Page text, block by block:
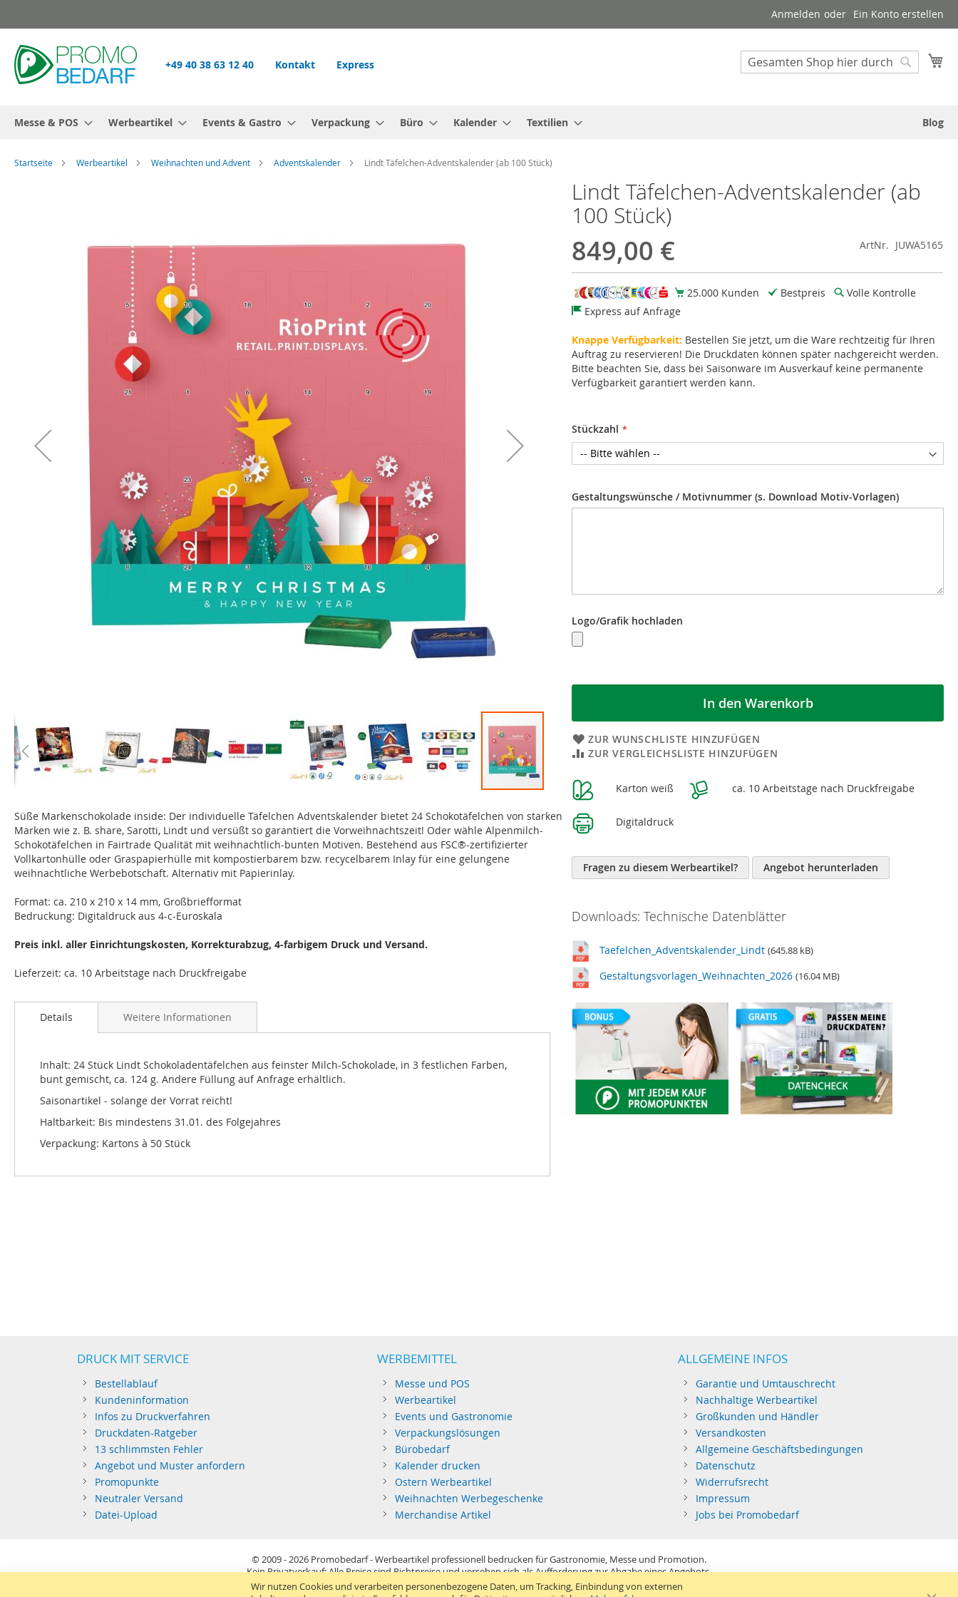
Inhalt
springen
Anmelden Ein Konto erstellen
Suche
Suche
+49 40 38 63 12 40 Kontakt Express
Messe & POS Werbeartikel Events & Gastro Verpackung Büro Kalender Textilien Blog
Startseite Werbeartikel Weihnachten und Advent Adventskalender Lindt Täfelchen-Adventskalender (ab 100 Stück)
Lindt Täfelchen-Adventskalender (ab
100 Stück)
849,00 € ArtNr. JUWA5165
25.000 Kunden Bestpreis
Volle Kontrolle
Express auf Anfrage
Knappe Verfügbarkeit: Bestellen Sie jetzt, um die Ware rechtzeitig für Ihren
Auftrag zu reservieren! Die Druckdaten können später nachgereicht werden.
Bitte beachten Sie, dass bei Saisonware im Ausverkauf keine permanente
Verfügbarkeit garantiert werden kann.
Stückzahl
Gestaltungswünsche / Motivnummer (s. Download Motiv-Vorlagen)
Logo/Grafik hochladen
In den Warenkorb
ZUR WUNSCHLISTE HINZUFÜGEN
ZUR VERGLEICHSLISTE HINZUFÜGEN
Weitere
Informationen
Karton weiß ca. 10 Arbeitstage nach Druckfreigabe
Digitaldruck
Fragen zu diesem Werbeartikel? Angebot herunterladen
Downloads: Technische Datenblätter
Taefelchen_Adventskalender_Lindt (645.88 kB)
Gestaltungsvorlagen_Weihnachten_2026 (16.04 MB)
Anfang
der
Bildgalerie
springen
Süße Markenschokolade inside: Der individuelle Täfelchen Adventskalender bietet 24 Schokotäfelchen von starken
Marken wie z. B. share, Sarotti, Lindt und versüßt so garantiert die Vorweihnachtszeit! Oder wähle Alpenmilch-
Schokotäfelchen in Fairtrade Qualität mit weihnachtlich-bunten Motiven. Bestehend aus FSC®-zertifizierter
Vollkartonhülle oder Graspapierhülle mit kompostierbarem bzw. recycelbarem Inlay für eine gelungene
weihnachtliche Werbebotschaft. Alternativ mit Papierinlay.
Format: ca. 210 x 210 x 14 mm, Großbriefformat
Bedruckung: Digitaldruck aus 4-c-Euroskala
Preis inkl. aller Einrichtungskosten, Korrekturabzug, 4-farbigem Druck und Versand.
Lieferzeit: ca. 10 Arbeitstage nach Druckfreigabe
Details
Inhalt: 24 Stück Lindt Schokoladentäfelchen aus feinster Milch-Schokolade, in 3 festlichen Farben,
bunt gemischt, ca. 124 g. Andere Füllung auf Anfrage erhältlich.
Saisonartikel - solange der Vorrat reicht!
Haltbarkeit: Bis mindestens 31.01. des Folgejahres
Verpackung: Kartons à 50 Stück
Weitere Informationen
DRUCK MIT SERVICE
Bestellablauf
Kundeninformation
Infos zu Druckverfahren
Druckdaten-Ratgeber
13 schlimmsten Fehler
Angebot und Muster anfordern
Promopunkte
Neutraler Versand
Datei-Upload
WERBEMITTEL
Messe und POS
Werbeartikel
Events und Gastronomie
Verpackungslösungen
Bürobedarf
Kalender drucken
Ostern Werbeartikel
Weihnachten Werbegeschenke
Merchandise Artikel
ALLGEMEINE INFOS
Garantie und Umtauschrecht
Nachhaltige Werbeartikel
Großkunden und Händler
Versandkosten
Allgemeine Geschäftsbedingungen
Datenschutz
Widerrufsrecht
Impressum
Jobs bei Promobedarf
© 2009 - 2026Promobedarf - Werbeartikel professionell bedrucken für Gastronomie, Messe und Promotion.
Kein Privatverkauf: Alle Preise sind Richtpreise und versehen sich als Aufforderung zur Abgabe eines Angebots.
Sie richten sich nur an gewerblichen Bedarf (§14 BGB) im Sinne der Preisangabenverordnung und verstehen sich netto zzgl. MwSt. USB-Sticks: Tagespreise ggf. zzgl. Druckkosten und GEMA.
Wir nutzen Cookies und verarbeiten personenbezogene Daten, um Tracking, Einbindung von externen